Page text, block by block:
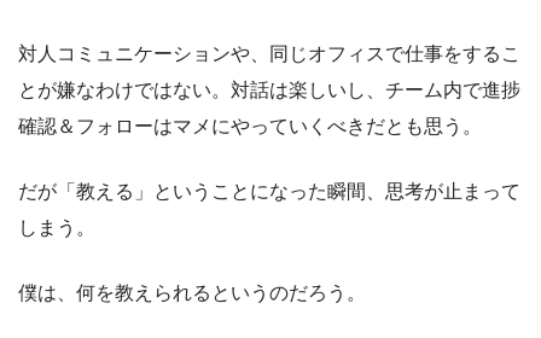
対人コミュニケーションや、同じオフィスで仕事をするこ
とが嫌なわけではない。対話は楽しいし、チーム内で進捗
確認＆フォローはマメにやっていくべきだとも思う。
だが「教える」ということになった瞬間、思考が止まって
しまう。
僕は、何を教えられるというのだろう。